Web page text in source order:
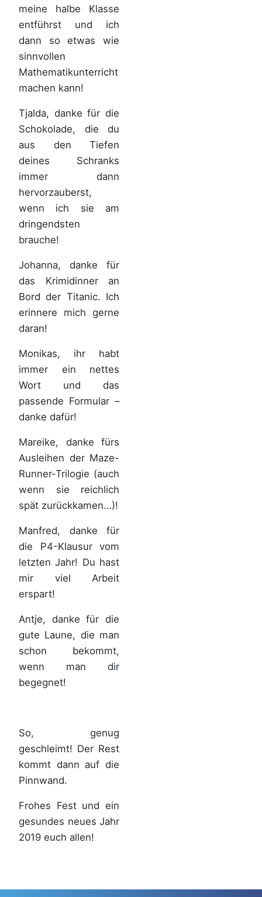
meine halbe Klasse
entführst und ich
dann so etwas wie
sinnvollen
Mathematikunterricht
machen kann!
Tjalda, danke für die
Schokolade, die du
aus den Tiefen
deines Schranks
immer dann
hervorzauberst,
wenn ich sie am
dringendsten
brauche!
Johanna, danke für
das Krimidinner an
Bord der Titanic. Ich
erinnere mich gerne
daran!
Monikas, ihr habt
immer ein nettes
Wort und das
passende Formular –
danke dafür!
Mareike, danke fürs
Ausleihen der Maze-
Runner-Trilogie (auch
wenn sie reichlich
spät zurückkamen…)!
Manfred, danke für
die P4-Klausur vom
letzten Jahr! Du hast
mir viel Arbeit
erspart!
Antje, danke für die
gute Laune, die man
schon bekommt,
wenn man dir
begegnet!
So, genug
geschleimt! Der Rest
kommt dann auf die
Pinnwand.
Frohes Fest und ein
gesundes neues Jahr
2019 euch allen!